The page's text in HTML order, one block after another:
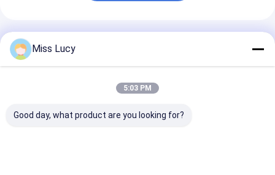
Συνιστώμενα Προϊόντα
Miss Lucy
5:03 PM
Good day, what product are you looking for?